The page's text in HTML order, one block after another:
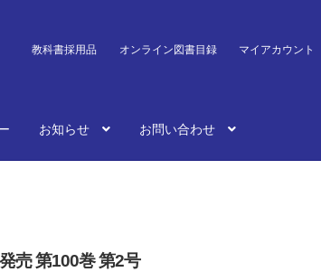
教科書採用品 オンライン図書目録 マイアカウント
お知らせ お問い合わせ
売 第100巻 第2号